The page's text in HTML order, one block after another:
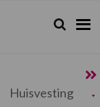
Zoeken...
Zoek
Huisvesting